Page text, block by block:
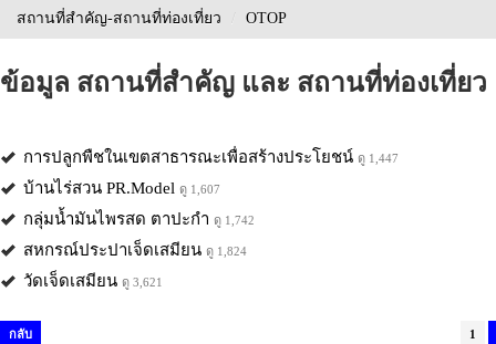
สถานที่สำคัญ-สถานที่ท่องเที่ยว / OTOP
ข้อมูล สถานที่สำคัญ และ สถานที่ท่องเที่ยว
การปลูกพืชในเขตสาธารณะเพื่อสร้างประโยชน์ ดู 1,447
บ้านไร่สวน PR.Model ดู 1,607
กลุ่มน้ำมันไพรสด ตาปะกำ ดู 1,742
สหกรณ์ประปาเจ็ดเสมียน ดู 1,824
วัดเจ็ดเสมียน ดู 3,621
กลับ 1